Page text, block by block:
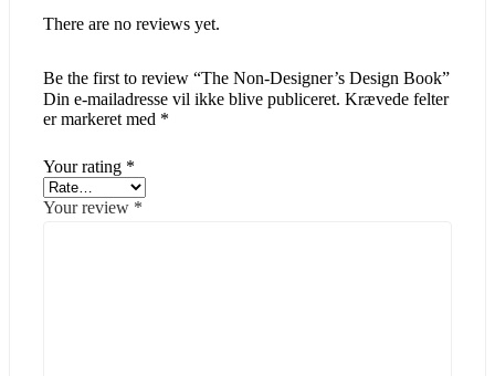
There are no reviews yet.
Be the first to review “The Non-Designer’s Design Book”
Din e-mailadresse vil ikke blive publiceret. Krævede felter
er markeret med *
Your rating *
Your review *